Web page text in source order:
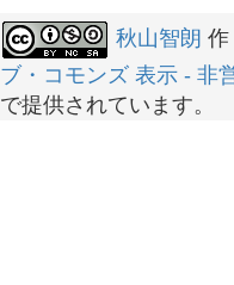
秋山智朗 作
ブ・コモンズ 表示 - 非
で提供されています。